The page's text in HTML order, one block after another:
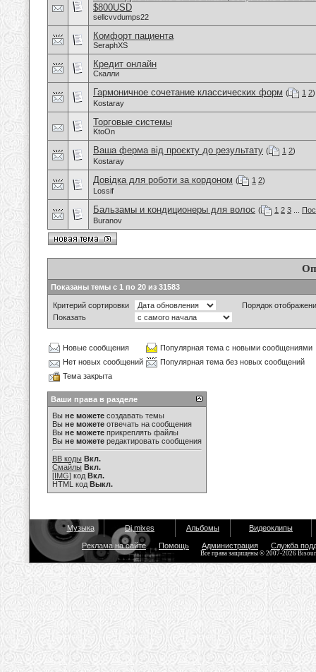
$800USD
sellcvvdumps22
Комфорт пациента
SeraphXS
Кредит онлайн
Скалли
Гармоничное сочетание классических форм ( 1 2)
Kostaray
Торговые системы
KtoOn
Ваша ферма від проєкту до результату ( 1 2)
Kostaray
Довідка для роботи за кордоном ( 1 2)
Lossif
Бальзамы и кондиционеры для волос ( 1 2 3
Buranov
Показаны темы с 1 по 20 из 31583
Критерий сортировки
Порядок
Показать
Новые сообщения
Популярная тема с новыми сообщениями
Нет новых сообщений
Популярная тема без новых сообщений
Тема закрыта
Ваши права в разделе
Вы не можете создавать темы
Вы не можете отвечать на сообщения
Вы не можете прикреплять файлы
Вы не можете редактировать сообщения
BB коды Вкл.
Смайлы Вкл.
[IMG] код Вкл.
HTML код Выкл.
Музыка Dj mixes Альбомы Видеоклипы
Реклама на сайте Помощь Администрация Служба
Все права защищены © 2007-2026